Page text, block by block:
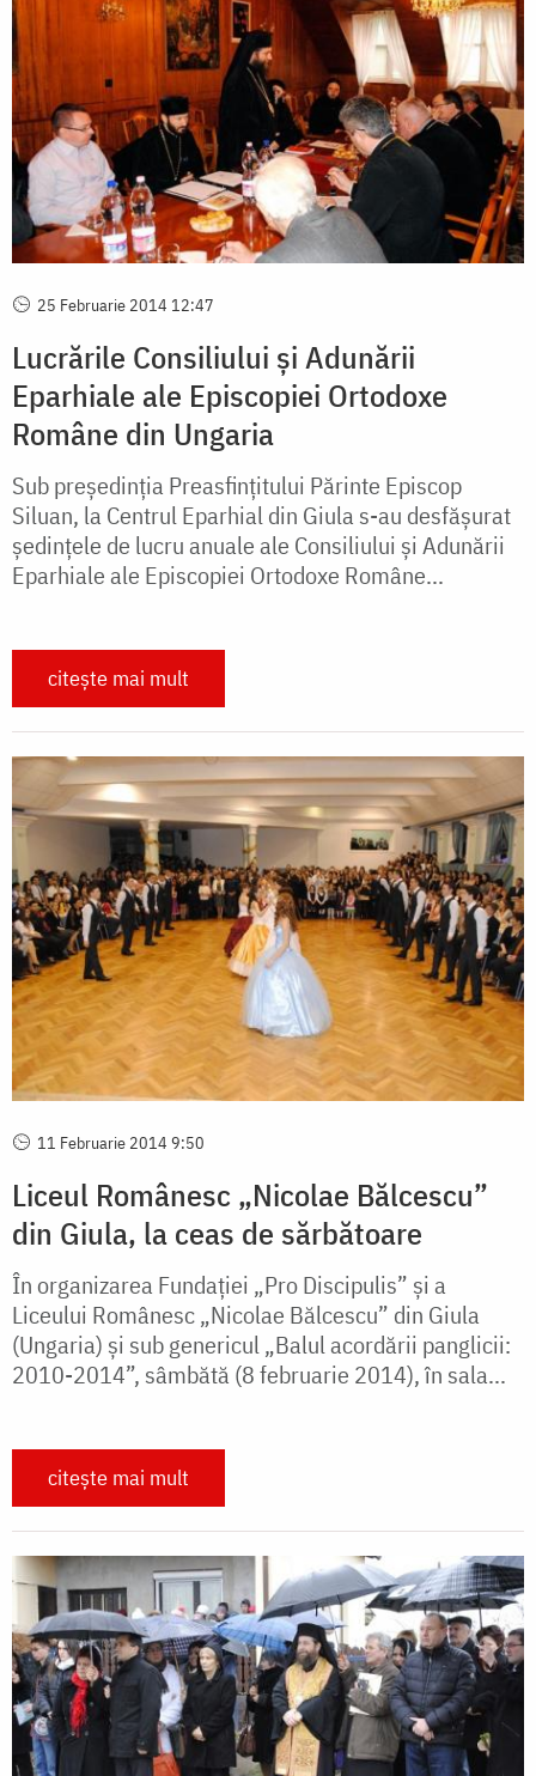
25 Februarie 2014 12:47
Lucrările Consiliului și Adunării
Eparhiale ale Episcopiei Ortodoxe
Române din Ungaria
Sub președinția Preasfințitului Părinte Episcop
Siluan, la Centrul Eparhial din Giula s-au desfășurat
ședințele de lucru anuale ale Consiliului și Adunării
Eparhiale ale Episcopiei Ortodoxe Române...
citește mai mult
11 Februarie 2014 9:50
Liceul Românesc „Nicolae Bălcescu”
din Giula, la ceas de sărbătoare
În organizarea Fundației „Pro Discipulis” și a
Liceului Românesc „Nicolae Bălcescu” din Giula
(Ungaria) și sub genericul „Balul acordării panglicii:
2010-2014”, sâmbătă (8 februarie 2014), în sala...
citește mai mult